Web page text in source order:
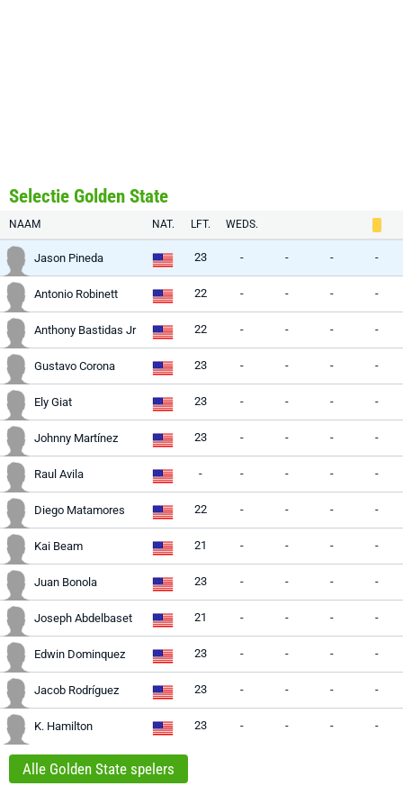
Selectie Golden State
NAAM NAT. LFT. WEDS.
Jason Pineda 23 - - - -
Antonio Robinett 22 - - - -
Anthony Bastidas Jr 22 - - - -
Gustavo Corona 23 - - - -
Ely Giat 23 - - - -
Johnny Martínez 23 - - - -
Raul Avila - - - - -
Diego Matamores 22 - - - -
Kai Beam 21 - - - -
Juan Bonola 23 - - - -
Joseph Abdelbaset 21 - - - -
Edwin Dominquez 23 - - - -
Jacob Rodríguez 23 - - - -
K. Hamilton 23 - - - -
Alle Golden State spelers